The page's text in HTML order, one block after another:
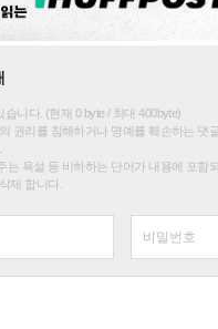
습니다. (현재 0 byte / 최대 400byte)
권리를 침해하거나 명예를 훼손하는 댓
는 욕설 등 비하하는 단어가 내용에 포함
제 합니다.